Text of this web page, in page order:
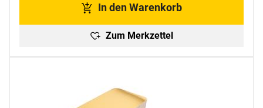
In den Warenkorb
Zum Merkzettel